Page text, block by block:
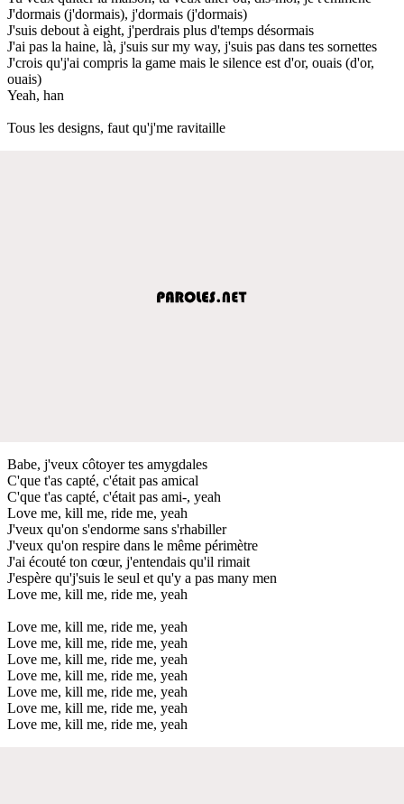
J'dormais (j'dormais), j'dormais (j'dormais)
J'suis debout à eight, j'perdrais plus d'temps désormais
J'ai pas la haine, là, j'suis sur my way, j'suis pas dans tes sornettes
J'crois qu'j'ai compris la game mais le silence est d'or, ouais (d'or,
ouais)
Yeah, han
Tous les designs, faut qu'j'me ravitaille
Babe, j'veux côtoyer tes amygdales
C'que t'as capté, c'était pas amical
C'que t'as capté, c'était pas ami-, yeah
Love me, kill me, ride me, yeah
J'veux qu'on s'endorme sans s'rhabiller
J'veux qu'on respire dans le même périmètre
J'ai écouté ton cœur, j'entendais qu'il rimait
J'espère qu'j'suis le seul et qu'y a pas many men
Love me, kill me, ride me, yeah
Love me, kill me, ride me, yeah
Love me, kill me, ride me, yeah
Love me, kill me, ride me, yeah
Love me, kill me, ride me, yeah
Love me, kill me, ride me, yeah
Love me, kill me, ride me, yeah
Love me, kill me, ride me, yeah